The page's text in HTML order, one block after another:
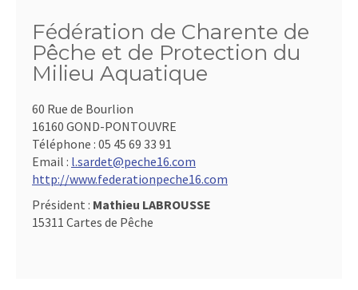
Fédération de Charente de
Pêche et de Protection du
Milieu Aquatique
60 Rue de Bourlion
16160 GOND-PONTOUVRE
Téléphone : 05 45 69 33 91
Email : l.sardet@peche16.com
http://www.federationpeche16.com
Président : Mathieu LABROUSSE
15311 Cartes de Pêche